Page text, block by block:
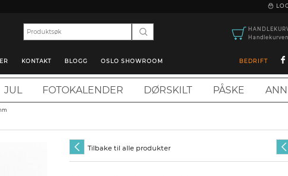
KONTAKT BLOGG OSLO SHOWROOM BEDRIFT
JUL FOTOKALENDER DØRSKILT PÅSKE
Tilbake til alle produkter